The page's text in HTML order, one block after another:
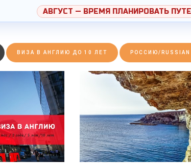
АВГУСТ — ВРЕМЯ ПЛАНИРОВАТЬ
ВИЗА В АНГЛИЮ ДО 10 ЛЕТ РОССИЮ/RUSSIAN